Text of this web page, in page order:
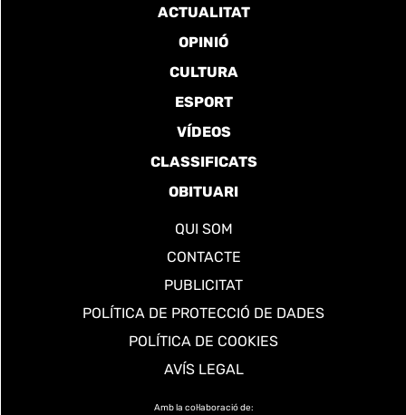
ACTUALITAT
OPINIÓ
CULTURA
ESPORT
VÍDEOS
CLASSIFICATS
OBITUARI
QUI SOM
CONTACTE
PUBLICITAT
POLÍTICA DE PROTECCIÓ DE DADES
POLÍTICA DE COOKIES
AVÍS LEGAL
Amb la col·laboració de: